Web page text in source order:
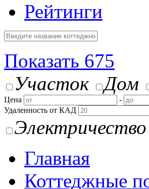
Рейтинги
Показать 675
Участок
Дом
Цена -
Удаленность от КАД
Электричество
Главная
Коттеджные